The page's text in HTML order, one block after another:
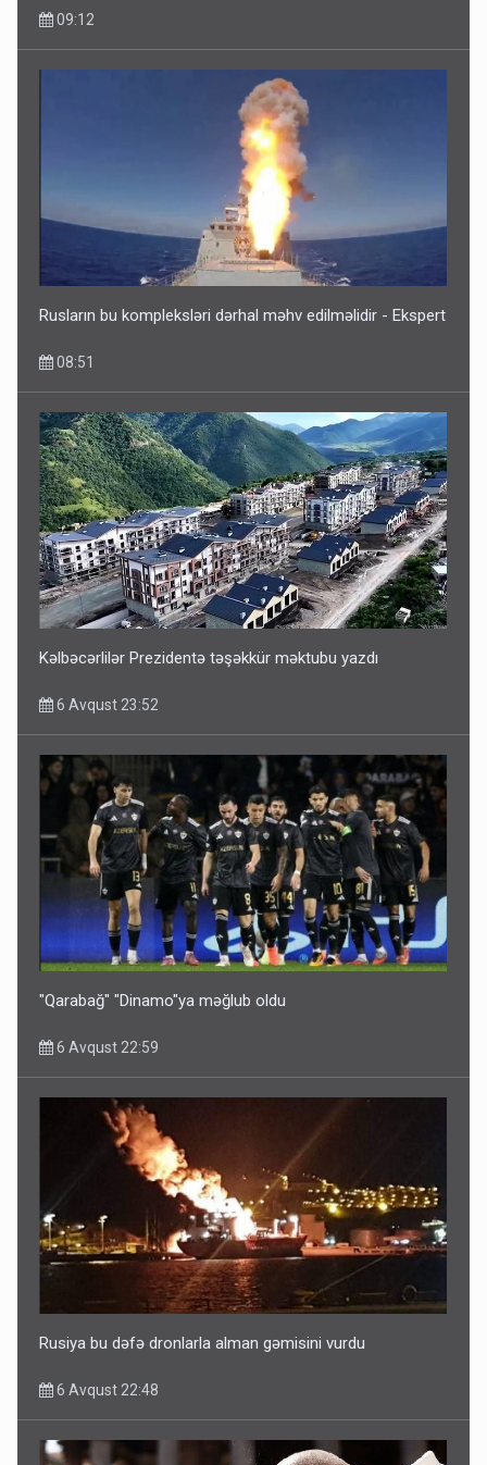
09:12
Rusların bu kompleksləri dərhal məhv edilməlidir - Ekspert
08:51
Kəlbəcərlilər Prezidentə təşəkkür məktubu yazdı
6 Avqust 23:52
"Qarabağ" "Dinamo"ya məğlub oldu
6 Avqust 22:59
Rusiya bu dəfə dronlarla alman gəmisini vurdu
6 Avqust 22:48